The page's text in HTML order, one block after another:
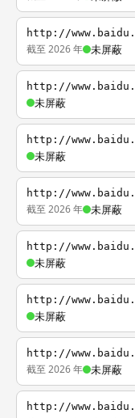
http://
截至 2026 年 未屏蔽
http://
未屏蔽
http://
未屏蔽
http://
截至 2026 年 未屏蔽
http://
未屏蔽
http://
未屏蔽
http://
截至 2026 年 未屏蔽
http://